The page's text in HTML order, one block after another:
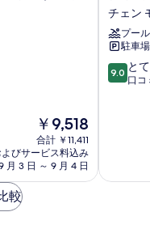
現
在
の
料
金
￥9,518
合計 ￥11,411
びサービス料込み
月 3 日 ～ 9 月 4 日
チ
ャ
イ
ザ
デ
コ
ェ
チェン
プール
駐車
10
段
素
9.0 と
口コ
較